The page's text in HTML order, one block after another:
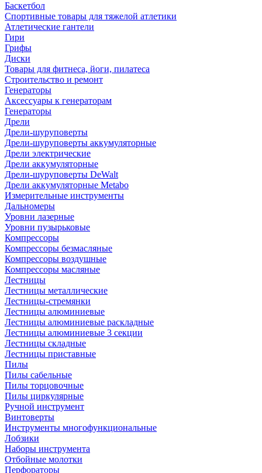
Баскетбол
Спортивные товары для тяжелой атлетики
Атлетические гантели
Гири
Грифы
Диски
Товары для фитнеса, йоги, пилатеса
Строительство и ремонт
Генераторы
Аксессуары к генераторам
Генераторы
Дрели
Дрели-шуруповерты
Дрели-шуруповерты аккумуляторные
Дрели электрические
Дрели аккумуляторные
Дрели-шуруповерты DeWalt
Дрели аккумуляторные Metabo
Измерительные инструменты
Дальномеры
Уровни лазерные
Уровни пузырьковые
Компрессоры
Компрессоры безмасляные
Компрессоры воздушные
Компрессоры масляные
Лестницы
Лестницы металлические
Лестницы-стремянки
Лестницы алюминиевые
Лестницы алюминиевые раскладные
Лестницы алюминиевые 3 секции
Лестницы складные
Лестницы приставные
Пилы
Пилы сабельные
Пилы торцовочные
Пилы циркулярные
Ручной инструмент
Винтоверты
Инструменты многофункциональные
Лобзики
Наборы инструмента
Отбойные молотки
Перфораторы